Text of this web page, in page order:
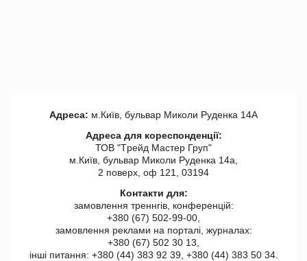
Адреса: м.Київ, бульвар Миколи Руденка 14А
Адреса для кореспонденції:
ТОВ "Tрейд Мастер Груп"
м.Київ, бульвар Миколи Руденка 14а,
2 поверх, оф 121, 03194
Контакти для:
замовлення треннгів, конференцій:
+380 (67) 502-99-00,
замовлення реклами на порталі, журналах:
+380 (67) 502 30 13,
інші питання: +380 (44) 383 92 39, +380 (44) 383 50 34.